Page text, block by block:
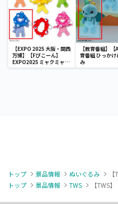
【EXPO 2025 大阪・関西
万博】【Fぴこーん】
EXPO2025 ミャクミャク
カラフルゴム紐付きぬい
【教育番組】
育番組 ひっかけ
み
トップ 景品情報 ぬいぐるみ
トップ
景品情報 TWS